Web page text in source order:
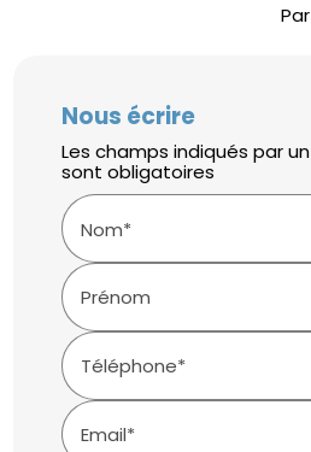
Nous écrire
Les champs indiqués par
sont obligatoires
Nom*
Prénom
Téléphone*
Email*